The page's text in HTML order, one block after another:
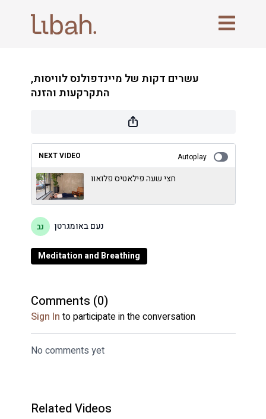
עשרים דקות של מיינדפולנס לוויסות,
NEXT VIDEO Autoplay
חצי שעה פילאטיס פלואוו
נעם באומגרטן
Meditation and Breathing
Comments (0)
Sign In to participate in the conversation
No comments yet
Related Videos